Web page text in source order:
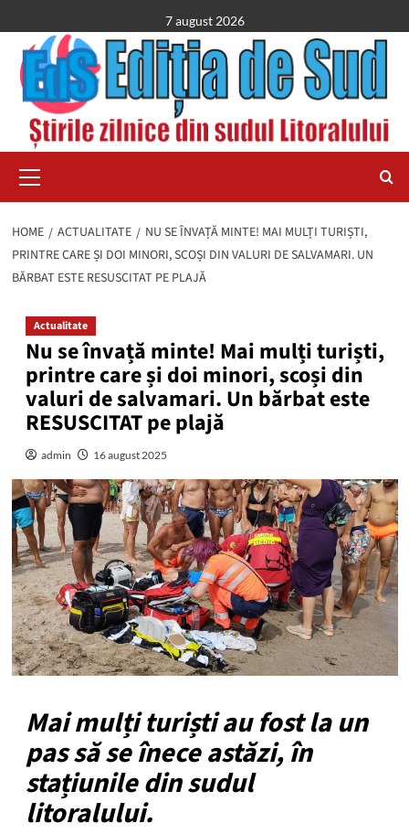
to
content
7 august 2026
Menu
HOME ACTUALITATE
NU SE ÎNVAȚĂ MINTE! MAI MULȚI TURIȘTI,
PRINTRE CARE ȘI DOI MINORI, SCOȘI DIN VALURI DE SALVAMARI. UN
BĂRBAT ESTE RESUSCITAT PE PLAJĂ
Actualitate
Nu se învață minte! Mai mulți turiști,
printre care și doi minori, scoși din
valuri de salvamari. Un bărbat este
RESUSCITAT pe plajă
admin 16 august 2025
Mai mulți turiști au fost la un
pas să se înece astăzi, în
stațiunile din sudul
litoralului.